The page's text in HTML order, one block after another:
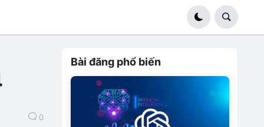
0
Bài đăng phổ biến